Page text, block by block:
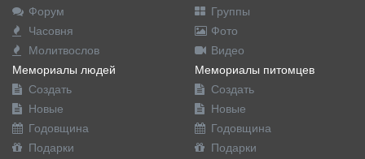
Форум
Часовня
Молитвослов
Группы
Фото
Видео
Мемориалы людей
Создать
Новые
Годовщина
Подарки
Мемориалы питомцев
Создать
Новые
Годовщина
Подарки